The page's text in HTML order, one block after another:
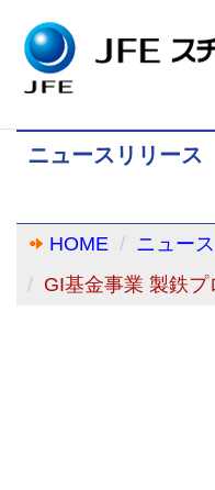
ニュースリリース
HOME ニュー
GI基金事業 製鉄